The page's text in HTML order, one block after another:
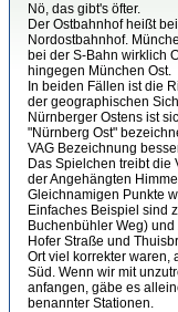
Nö, das gibt's öfter.
Der Ostbahnhof heißt
Nordostbahnhof.
bei der S-Bahn wirklich
hingegen München Ost.
In beiden Fällen ist die
der geographischen
Nürnberger Ostens ist
"Nürnberg Ost"
VAG Bezeichnung
Das Spielchen treibt die
der Angehängten
Gleichnamigen Punkte
Einfaches Beispiel sind
Buchenbühler Weg)
Hofer Straße und
Ort viel korrekter waren,
Süd. Wenn wir mit
anfangen, gäbe es
benannter Stationen.